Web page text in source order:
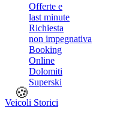
Offerte e
last minute
Richiesta
non impegnativa
Booking
Online
Dolomiti
Superski
Veicoli Storici
🍪